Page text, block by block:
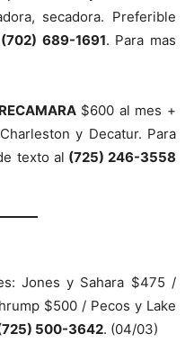
secadora. Preferible
(702) 689-1691. Para mas
$600 al mes +
y Decatur. Para
texto al (725) 246-3558
Jones y Sahara $475 /
$500 / Pecos y Lake
500-3642. (04/03)